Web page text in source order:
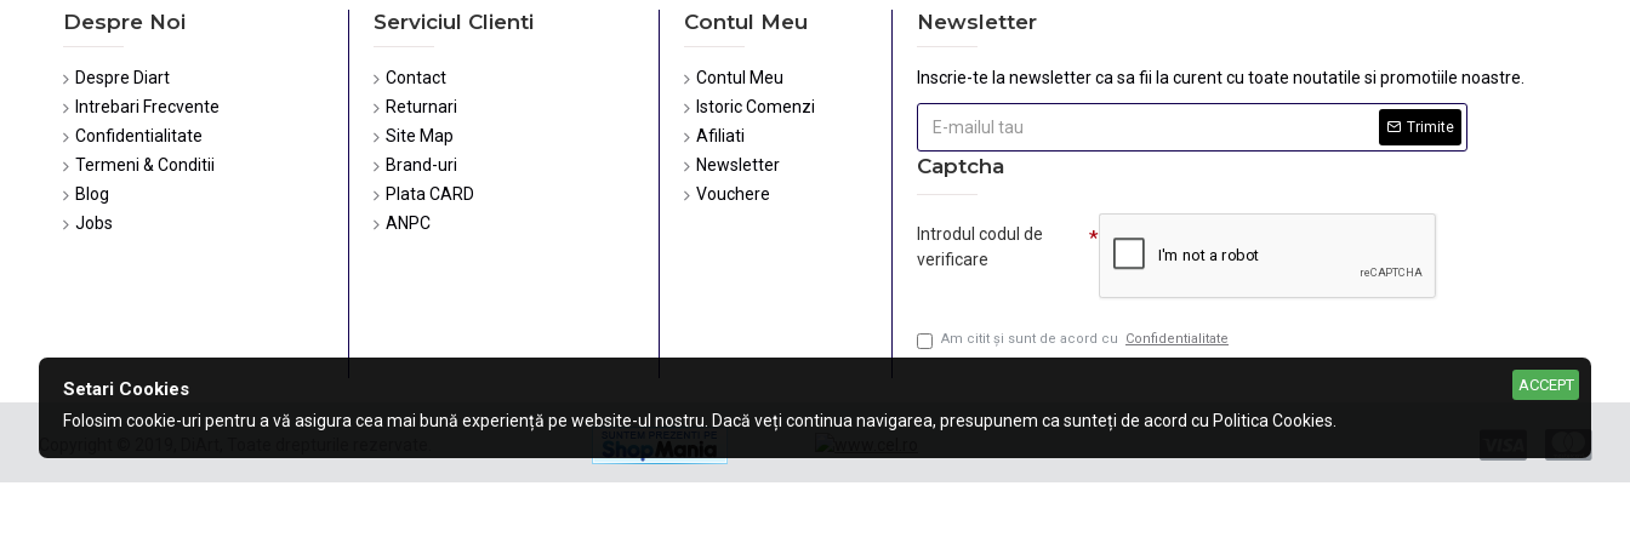
Despre Noi
Despre Diart
Intrebari Frecvente
Confidentialitate
Termeni & Conditii
Blog
Jobs
Serviciul Clienti
Contact
Returnari
Site Map
Brand-uri
Plata CARD
ANPC
Contul Meu
Contul Meu
Istoric Comenzi
Afiliati
Newsletter
Vouchere
Newsletter
Inscrie-te la newsletter ca sa fii la curent cu toate noutatile si promotiile noastre.
Trimite
Captcha
Introdul codul de
verificare
Am citit şi sunt de acord cu Confidentialitate
ACCEPT
Setari Cookies
Folosim cookie-uri pentru a vă asigura cea mai bună experiență pe website-ul nostru. Dacă veți continua navigarea, presupunem ca sunteți de acord cu Politica Cookies.